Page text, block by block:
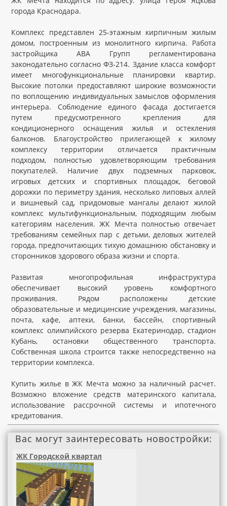
города Краснодара.
Комплекс представлен 25-этажным кирпичным жилым
домом, построенным из монолитного кирпича. Работа
застройщика АВА Групп регламентирована
законодательно согласно ФЗ-214. Здание класса комфорт
имеет многофункциональные планировки квартир.
Высокие потолки предоставляют широкие возможности
по воплощению индивидуальных замыслов оформления
интерьера. Соблюдение единого фасада достигается
путем предусмотренного крепления для
кондиционерного оснащения жилья и остекления
балконов. Благоустройство прилегающей к жилому
комплексу территории отличается практичным
подходом, полностью удовлетворяющим требования
покупателей. Наличие двух подземных парковок,
игровых детских и спортивных площадок, беговой
дорожки по периметру здания, несколько липовых аллей
и вишневый сад, придомовые мангалы делают жилой
комплекс мультифункциональным, подходящим любым
категориям населения. ЖК Мечта полностью отвечает
требованиям семейных пар с детьми, деловых жителей
города, предпочитающих тихую домашнюю обстановку и
сторонников здорового образа жизни и спорта.
Развитая многопрофильная инфраструктура
обеспечивает высокий уровень комфортного
проживания. Рядом расположены детские
образовательные и медицинские учреждения, магазины,
почта, кафе, аптеки, банки, бассейн, спортивный
комплекс олимпийского резерва Екатеринодар, стадион
Кубань, остановки общественного транспорта.
Собственная школа строится также непосредственно на
территории комплекса.
Купить жилье в ЖК Мечта можно за наличный расчет.
Возможно вложение средств материнского капитала,
использование рассрочной системы и ипотечного
кредитования.
Вас могут заинтересовать новостройки:
ЖК Городской квартал